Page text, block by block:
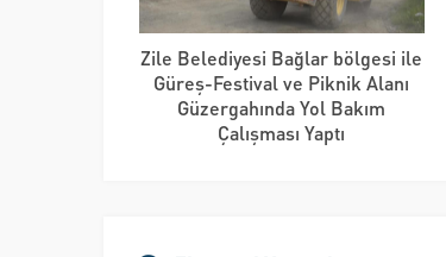
Zile Belediyesi Bağlar bölgesi ile
Güreş-Festival ve Piknik Alanı
Güzergahında Yol Bakım
Çalışması Yaptı